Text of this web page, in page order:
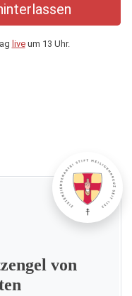
liveum 13 Uhr.
von